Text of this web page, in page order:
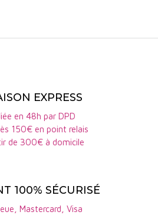
EXPRESS
en 48h par DPD
150€ en point relais
de 300€ à domicile
100% SÉCURISÉ
Mastercard, Visa